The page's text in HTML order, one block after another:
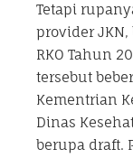
Tetapi
provider
RKO Tahun
tersebut
Kementrian
Dinas
berupa draft.